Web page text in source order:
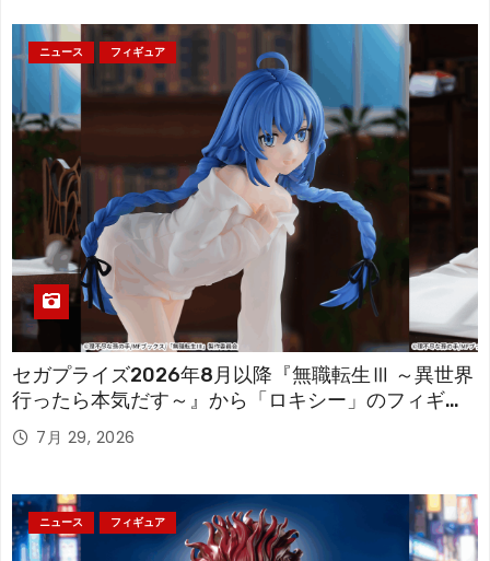
ニュース フィギュア
セガプライズ2026年8月以降『無職転生Ⅲ ～異世界
行ったら本気だす～』から「ロキシー」のフィギュ
アが登場！
7月 29, 2026
ニュース フィギュア